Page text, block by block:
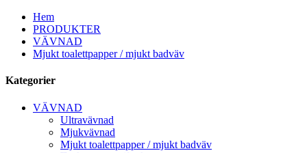
Hem
PRODUKTER
VÄVNAD
Mjukt toalettpapper / mjukt badväv
Kategorier
VÄVNAD
Ultravävnad
Mjukvävnad
Mjukt toalettpapper / mjukt badväv